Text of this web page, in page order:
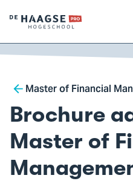
Logo
van
De
Hogeschool,
ga
naar
de
homepagina
Breadcrumb
Master of Financial
Brochure
Master of